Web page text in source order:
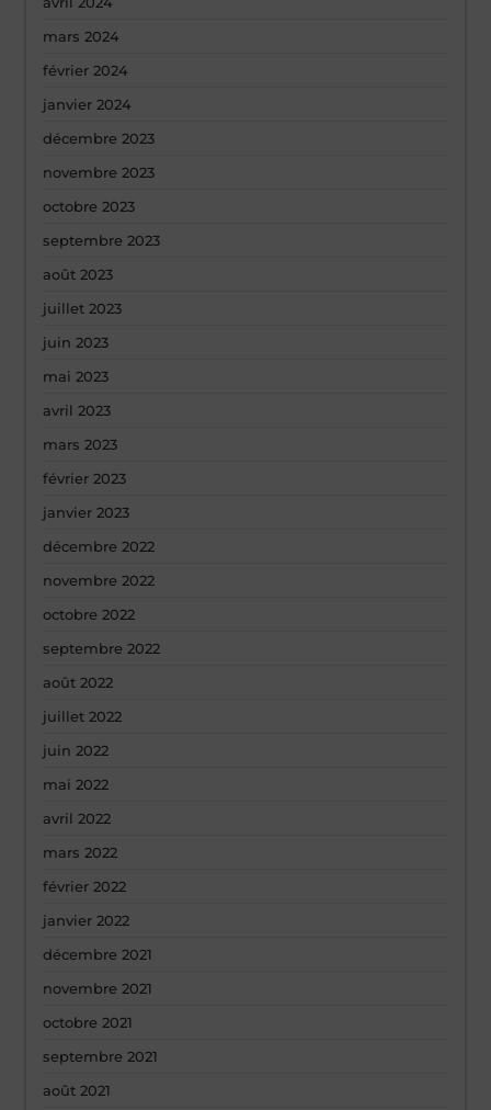
mars 2024
février 2024
janvier 2024
décembre 2023
novembre 2023
octobre 2023
septembre 2023
août 2023
juillet 2023
juin 2023
mai 2023
avril 2023
mars 2023
février 2023
janvier 2023
décembre 2022
novembre 2022
octobre 2022
septembre 2022
août 2022
juillet 2022
juin 2022
mai 2022
avril 2022
mars 2022
février 2022
janvier 2022
décembre 2021
novembre 2021
octobre 2021
septembre 2021
août 2021